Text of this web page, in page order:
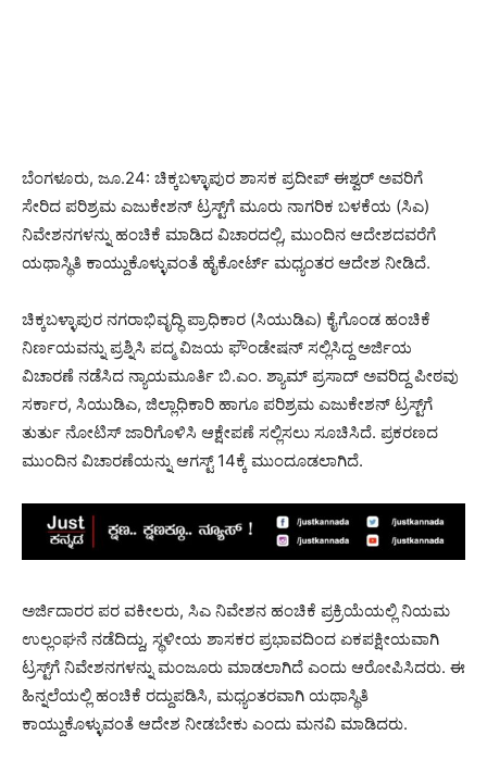
ಬೆಂಗಳೂರು, ಜೂ.24: ಚಿಕ್ಕಬಳ್ಳಾಪುರ ಶಾಸಕ ಪ್ರದೀಪ್ ಈಶ್ವರ್ ಅವರಿಗೆ
ಸೇರಿದ ಪರಿಶ್ರಮ ಎಜುಕೇಶನ್ ಟ್ರಸ್ಟ್‌ಗೆ ಮೂರು ನಾಗರಿಕ ಬಳಕೆಯ (ಸಿಎ)
ನಿವೇಶನಗಳನ್ನು ಹಂಚಿಕೆ ಮಾಡಿದ ವಿಚಾರದಲ್ಲಿ, ಮುಂದಿನ ಆದೇಶದವರೆಗೆ
ಯಥಾಸ್ಥಿತಿ ಕಾಯ್ದುಕೊಳ್ಳುವಂತೆ ಹೈಕೋರ್ಟ್ ಮಧ್ಯಂತರ ಆದೇಶ ನೀಡಿದೆ.
ಚಿಕ್ಕಬಳ್ಳಾಪುರ ನಗರಾಭಿವೃದ್ಧಿ ಪ್ರಾಧಿಕಾರ (ಸಿಯುಡಿಎ) ಕೈಗೊಂಡ ಹಂಚಿಕೆ
ನಿರ್ಣಯವನ್ನು ಪ್ರಶ್ನಿಸಿ ಪದ್ಮ ವಿಜಯ ಫೌಂಡೇಷನ್ ಸಲ್ಲಿಸಿದ್ದ ಅರ್ಜಿಯ
ವಿಚಾರಣೆ ನಡೆಸಿದ ನ್ಯಾಯಮೂರ್ತಿ ಬಿ.ಎಂ. ಶ್ಯಾಮ್ ಪ್ರಸಾದ್ ಅವರಿದ್ದ ಪೀಠವು
ಸರ್ಕಾರ, ಸಿಯುಡಿಎ, ಜಿಲ್ಲಾಧಿಕಾರಿ ಹಾಗೂ ಪರಿಶ್ರಮ ಎಜುಕೇಶನ್ ಟ್ರಸ್ಟ್‌ಗೆ
ತುರ್ತು ನೋಟಿಸ್ ಜಾರಿಗೊಳಿಸಿ ಆಕ್ಷೇಪಣೆ ಸಲ್ಲಿಸಲು ಸೂಚಿಸಿದೆ. ಪ್ರಕರಣದ
ಮುಂದಿನ ವಿಚಾರಣೆಯನ್ನು ಆಗಸ್ಟ್ 14ಕ್ಕೆ ಮುಂದೂಡಲಾಗಿದೆ.
ಅರ್ಜಿದಾರರ ಪರ ವಕೀಲರು, ಸಿಎ ನಿವೇಶನ ಹಂಚಿಕೆ ಪ್ರಕ್ರಿಯೆಯಲ್ಲಿ ನಿಯಮ
ಉಲ್ಲಂಘನೆ ನಡೆದಿದ್ದು, ಸ್ಥಳೀಯ ಶಾಸಕರ ಪ್ರಭಾವದಿಂದ ಏಕಪಕ್ಷೀಯವಾಗಿ
ಟ್ರಸ್ಟ್‌ಗೆ ನಿವೇಶನಗಳನ್ನು ಮಂಜೂರು ಮಾಡಲಾಗಿದೆ ಎಂದು ಆರೋಪಿಸಿದರು. ಈ
ಹಿನ್ನಲೆಯಲ್ಲಿ ಹಂಚಿಕೆ ರದ್ದುಪಡಿಸಿ, ಮಧ್ಯಂತರವಾಗಿ ಯಥಾಸ್ಥಿತಿ
ಕಾಯ್ದುಕೊಳ್ಳುವಂತೆ ಆದೇಶ ನೀಡಬೇಕು ಎಂದು ಮನವಿ ಮಾಡಿದರು.